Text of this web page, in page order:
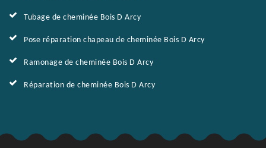
Tubage de cheminée Bois D Arcy
Pose réparation chapeau de cheminée Bois D Arcy
Ramonage de cheminée Bois D Arcy
Réparation de cheminée Bois D Arcy